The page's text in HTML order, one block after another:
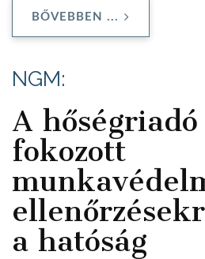
BŐVEBBEN ...
NGM:
A
fokozott
a hatóság